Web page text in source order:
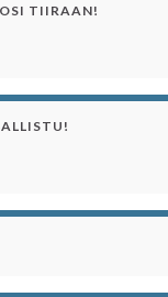
TIIRAAN!